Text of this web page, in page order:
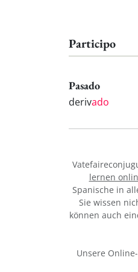
Participo
Pasado
derivado
lernen
Spanische in
Sie wissen
können auch
Unsere